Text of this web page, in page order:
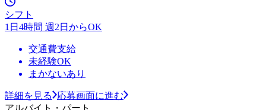
シフト
1日4時間 週2日からOK
交通費支給
未経験OK
まかないあり
詳細を見る
応募画面に進む
アルバイト・パート